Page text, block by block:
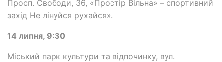
Просп. Свободи, 36, «Простір Вільна» – спортивний
захід Не лінуйся рухайся».
14 липня, 9:30
Міський парк культури та відпочинку, вул.